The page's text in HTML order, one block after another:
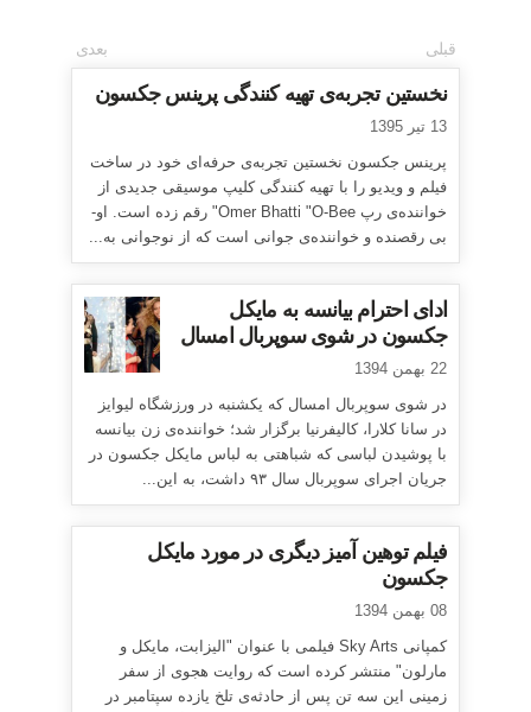
قبلی بعدی
نخستین تجربه‌ی تهیه کنندگی پرینس جکسون
13 تیر 1395
پرینس جکسون نخستین تجربه‌ی حرفه‌ای خود در ساخت
فیلم و ویدیو را با تهیه کنندگی کلیپ موسیقی جدیدی از
خواننده‌ی رپ Omer Bhatti "O-Bee" رقم زده است. او-
بی رقصنده و خواننده‌ی جوانی است که از نوجوانی به...
ادای احترام بیانسه به مایکل
جکسون در شوی سوپربال امسال
22 بهمن 1394
در شوی سوپربال امسال که یکشنبه در ورزشگاه لیوایز
در سانا کلارا، کالیفرنیا برگزار شد؛ خواننده‌ی زن بیانسه
با پوشیدن لباسی که شباهتی به لباس مایکل جکسون در
جریان اجرای سوپربال سال ۹۳ داشت، به این...
فیلم توهین آمیز دیگری در مورد مایکل
جکسون
08 بهمن 1394
کمپانی Sky Arts فیلمی با عنوان "الیزابت، مایکل و
مارلون" منتشر کرده است که روایت هجوی از سفر
زمینی این سه تن پس از حادثه‌ی تلخ یازده سپتامبر در